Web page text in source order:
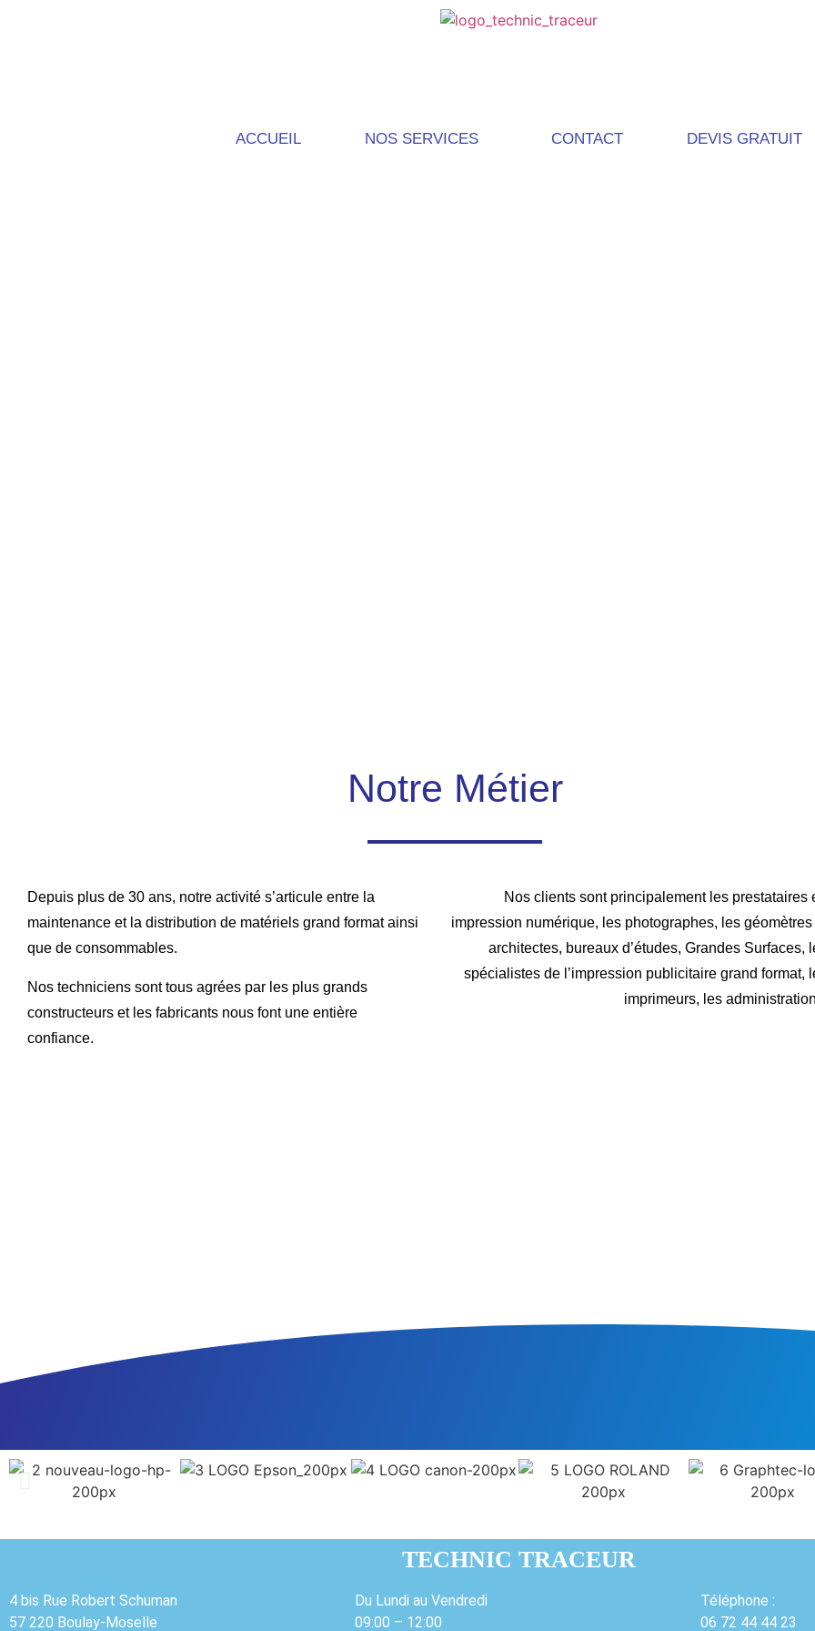
ACCUEIL NOS SERVICES CONTACT DEVIS GRATUIT
Notre Métier
Depuis plus de 30 ans, notre activité s’articule entre la
maintenance et la distribution de matériels grand format ainsi
que de consommables.
Nos techniciens sont tous agrées par les plus grands
constructeurs et les fabricants nous font une entière
confiance.
Nos clients sont principalement les prestataires
impression numérique, les photographes, les géomètres
architectes, bureaux d’études, Grandes Surfaces,
spécialistes de l’impression publicitaire grand format,
imprimeurs, les
TECHNIC TRACEUR
4 bis Rue Robert Schuman
57 220 Boulay-Moselle
Du Lundi au Vendredi
09:00 – 12:00
Téléphone :
06 72 44 44 23